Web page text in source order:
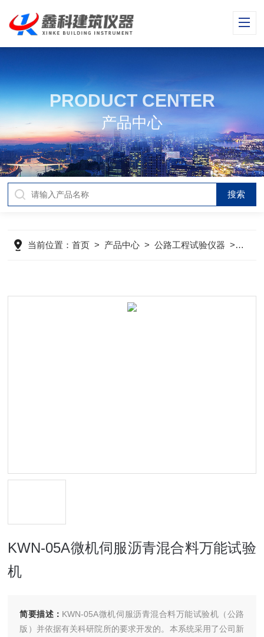
PRODUCT CENTER
产品中心
当前位置：首页 > 产品中心 >公路工程试验仪器 > 电动
KWN-05A微机伺服沥青混合料万能试验
机
简要描述： KWN-05A微机伺服沥青混合料万能试验机（公路
版）并依据有关科研院所的要求开发的。本系统采用了公司新